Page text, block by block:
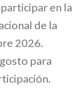
en la
de la
2026.
para